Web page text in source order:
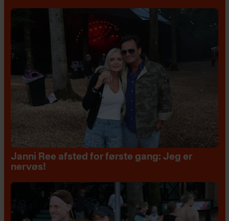
Janni Ree afsted for første gang: Jeg er
nervøs!